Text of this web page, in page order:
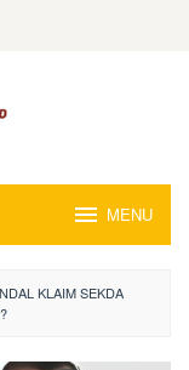
MENU
KLAIM SEKDA